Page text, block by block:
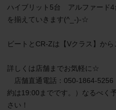
ハイブリット5台　アルファード
を揃えていきます(^_-)-☆
ビートとCR-Zは【Vクラス】から
詳しくは店舗までお気軽に☆
店舗直通電話：050-1864-
約は19:00までです。）なるべく
さい！